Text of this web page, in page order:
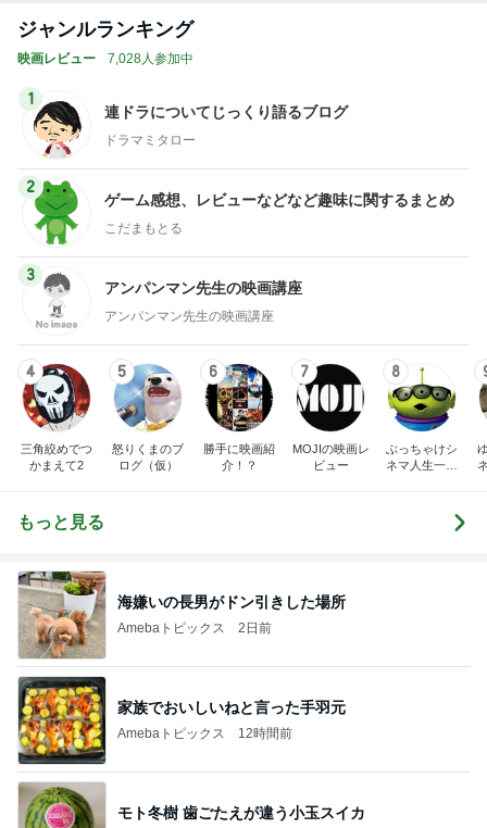
ジャンルランキング
映画レビュー 7,028人参加中
1
連ドラについてじっくり語るブログ
ドラマミタロー
2
ゲーム感想、レビューなどなど趣味に関するまとめ
こだまもとる
3
アンパンマン先生の映画講座
アンパンマン先生の映画講座
4
三角絞めでつ
かまえて2
5
怒りくまのブ
ログ（仮）
6
勝手に映画紹
介！？
7
MOJIの映画レ
ビュー
8
ぶっちゃけシ
ネマ人生一直
もっと見る
海嫌いの長男がドン引きした場所
Amebaトピックス 2日前
家族でおいしいねと言った手羽元
Amebaトピックス 12時間前
モト冬樹 歯ごたえが違う小玉スイカ